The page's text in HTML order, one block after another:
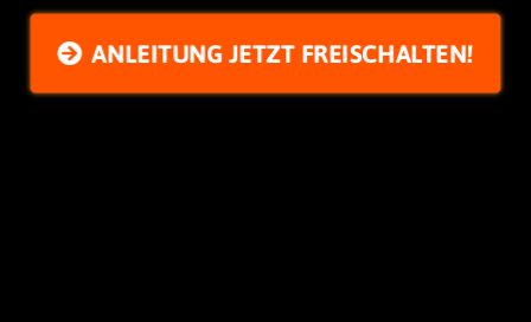
ANLEITUNG JETZT FREISCHALTEN!